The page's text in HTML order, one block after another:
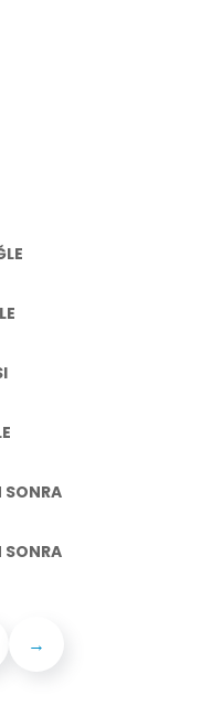
SONRA
SONRA
→